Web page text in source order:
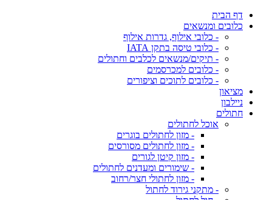
דף הבית
כלובים ומנשאים
- כלובי אילוף, גדרות אילוף
- כלובי טיסה בתקן IATA
- תיקים/מנשאים לכלבים וחתולים
- כלובים למכרסמים
- כלובים לתוכים וציפורים
מציאון
ניילבון
חתולים
אוכל לחתולים
- מזון לחתולים בוגרים
- מזון לחתולים מסורסים
- מזון קיטן לגורים
- שימורים ומעדנים לחתולים
- מזון לחתולי חצר/רחוב
- מתקני גירוד לחתול